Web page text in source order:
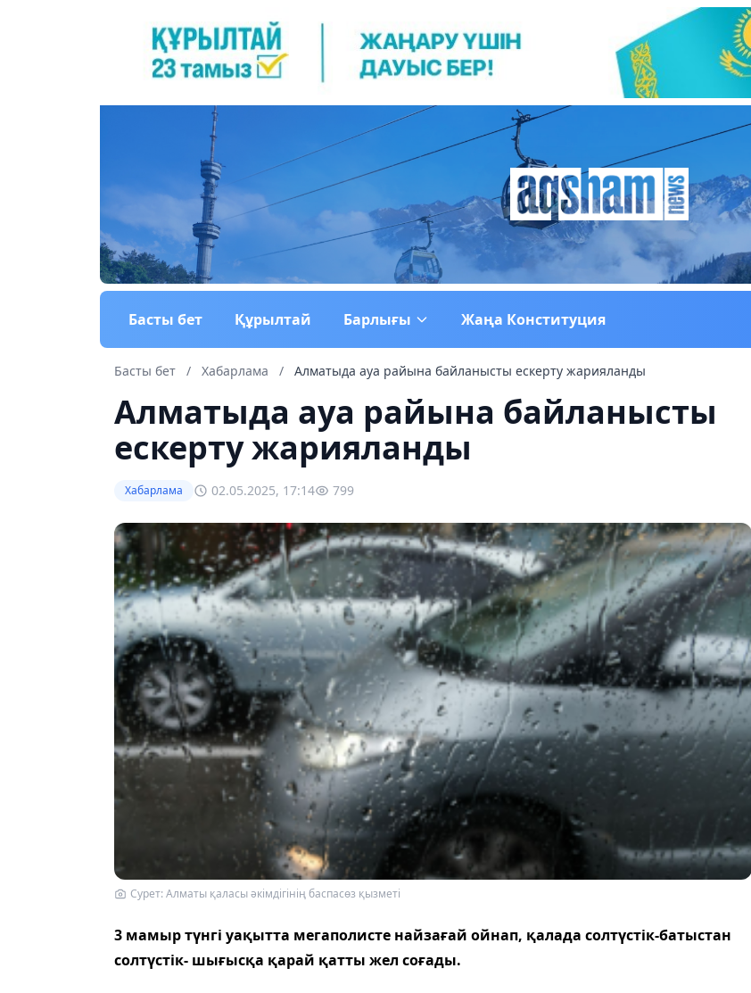
Басты бет Құрылтай Барлығы Жаңа Конституция
Басты бет / Хабарлама / Алматыда ауа райына байланысты ескерту жарияланды
Алматыда ауа райына байланысты
ескерту жарияланды
Хабарлама 02.05.2025, 17:14 799
Cурет: Алматы қаласы әкімдігінің баспасөз қызметі
3 мамыр түнгі уақытта мегаполисте найзағай ойнап, қалада солтүстік-батыстан
солтүстік- шығысқа қарай қатты жел соғады.